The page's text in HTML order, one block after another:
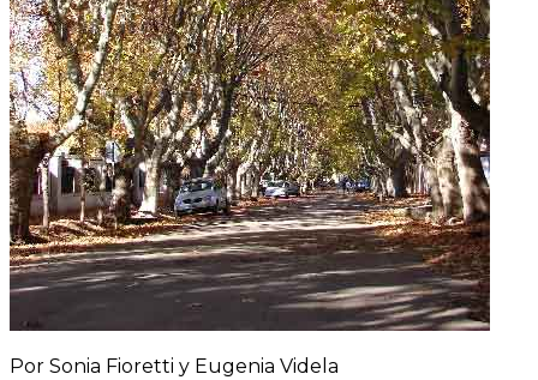
Por Sonia Fioretti y Eugenia Videla